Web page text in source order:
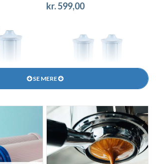
kr. 599,00
Vandfilter til Jura Impressa Claris Blue (CMF001)
STUDYSHOP
2 stk. Vandfilter til Jura Impressa Claris Blue (CMF001)
kr. 138,00
kr. 99,00
SE MERE